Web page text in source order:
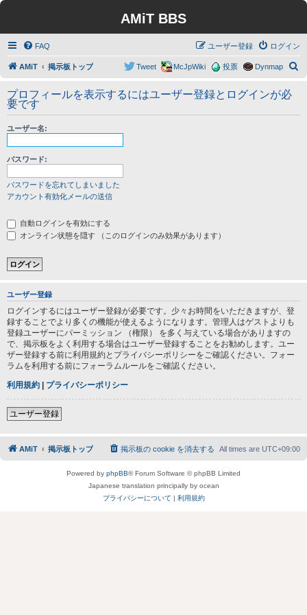
AMiT BBS
FAQ ログイン
ユーザー登録
AMiT 掲示板トップ Dynmap
投票
McJpWiki
Tweet
プロフィールを表示するにはユーザー登録とログインが必
要です
ユーザー名:
パスワード:
パスワードを忘れてしまいました
アカウント有効化メールの送信
自動ログインを有効にする
オンライン状態を隠す （このログインのみ効果があります）
ユーザー登録
ログインするにはユーザー登録が必要です。少々お時間をいただきますが、登
録することでより多くの機能が使えるようになります。管理人はゲストよりも
登録ユーザーにパーミッション （権限） を多く与えている場合がありますの
で、掲示板をよく利用する場合はユーザー登録することをお勧めします。ユー
ザー登録する前に利用規約とプライバシーポリシーをご確認ください。フォー
ラムを利用する前にフォーラムルールをご確認ください。
利用規約 | プライバシーポリシー
ユーザー登録
AMiT 掲示板トップ All times are UTC+09:00
掲示板の cookie を消去する
Powered by phpBB® Forum Software © phpBB Limited
Japanese translation principally by ocean
プライバシーについて | 利用規約